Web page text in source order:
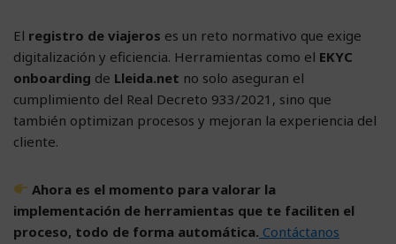
El registro de viajeros es un reto normativo que exige
digitalización y eficiencia. Herramientas como el EKYC
onboarding de Lleida.net no solo aseguran el
cumplimiento del Real Decreto 933/2021, sino que
también optimizan procesos y mejoran la experiencia del
cliente.
Ahora es el momento para valorar la
implementación de herramientas que te faciliten el
proceso, todo de forma automática. Contáctanos